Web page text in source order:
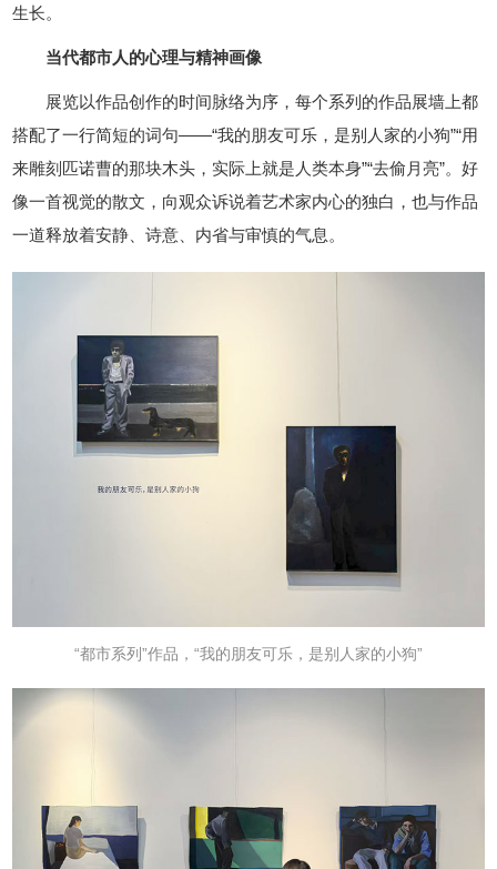
生长。
当代都市人的心理与精神画像
展览以作品创作的时间脉络为序，每个系列的作品展墙上都
搭配了一行简短的词句——“我的朋友可乐，是别人家的小狗”“用
来雕刻匹诺曹的那块木头，实际上就是人类本身”“去偷月亮”。好
像一首视觉的散文，向观众诉说着艺术家内心的独白，也与作品
一道释放着安静、诗意、内省与审慎的气息。
“都市系列”作品，“我的朋友可乐，是别人家的小狗”